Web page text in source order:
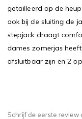
getailleerd op de
ook bij de sluiting de
stepjack draagt
dames zomerjas
afsluitbaar zijn en 2
Schrijf de eerste review